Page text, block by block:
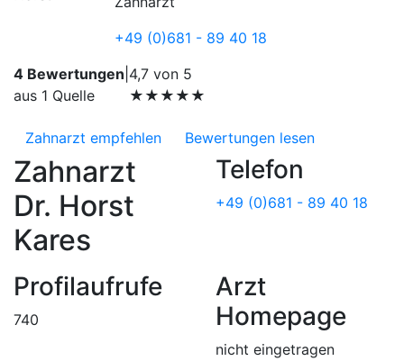
+49 (0)681 - 89 40 18
4 Bewertungen
aus 1 Quelle
4,7 von 5
★★★★★
Zahnarzt empfehlen Bewertungen lesen
Zahnarzt
Dr. Horst
Kares
Telefon
+49 (0)681 - 89 40 18
Profilaufrufe
740
Arzt
Homepage
nicht eingetragen